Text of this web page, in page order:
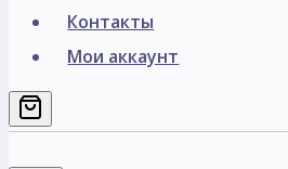
Контакты
Мои аккаунт